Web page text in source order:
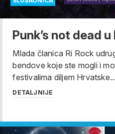
Punk’s not dead
Mlada članica Ri Rock
bendove koje ste mogli i
festivalima diljem Hrvatske...
DETALJNIJE